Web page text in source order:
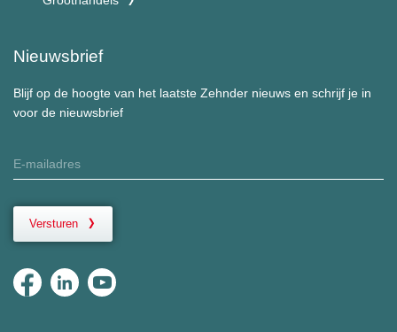
Nieuwsbrief
Blijf op de hoogte van het laatste Zehnder nieuws en schrijf je in
voor de nieuwsbrief
Versturen